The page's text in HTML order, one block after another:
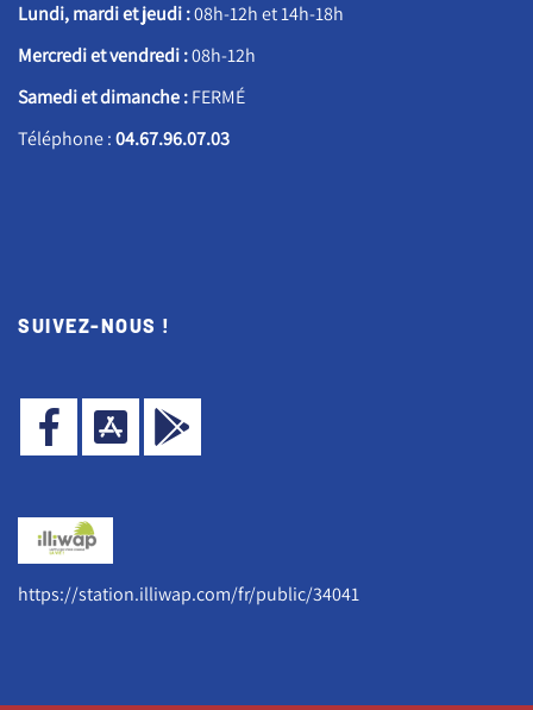
Lundi, mardi et jeudi :08h-12h et 14h-18h
Mercredi et vendredi :08h-12h
Samedi et dimanche :FERMÉ
Téléphone :04.67.96.07.03
SUIVEZ-NOUS !
https://station.illiwap.com/fr/public/34041